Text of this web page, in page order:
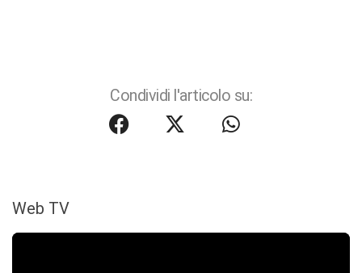
Condividi l'articolo su:
Web TV